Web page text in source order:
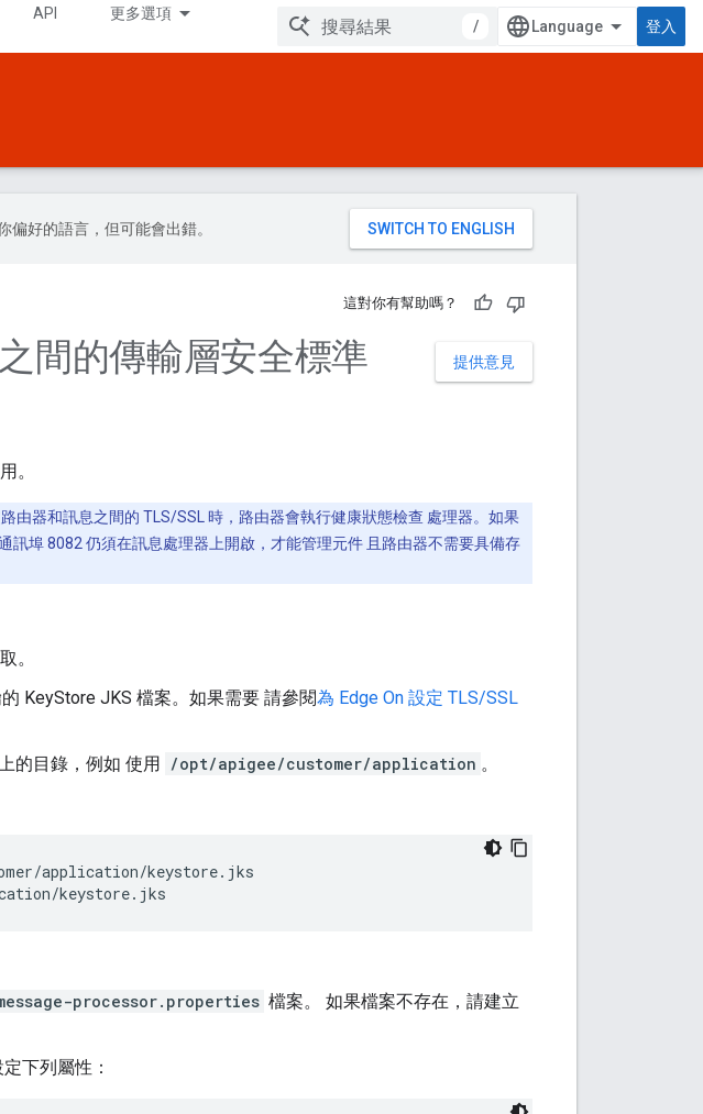
API 更多選項
/ 登入
偏好的語言，但可能會出錯。
這對你有幫助嗎？
提供意見
間的傳輸層安全標準
。
由器和訊息之間的 TLS/SSL 時，路由器會執行健康狀態檢查 處理器。如果
訊埠 8082 仍須在訊息處理器上開啟，才能管理元件 且路由器不需要具備存
。
KeyStore JKS 檔案。如果需要 請參閱為 Edge On 設定 TLS/SSL
的目錄，例如 使用 /opt/apigee/customer/application 。
keystore.jks
processor.properties 檔案。 如果檔案不存在，請建立
下列屬性：